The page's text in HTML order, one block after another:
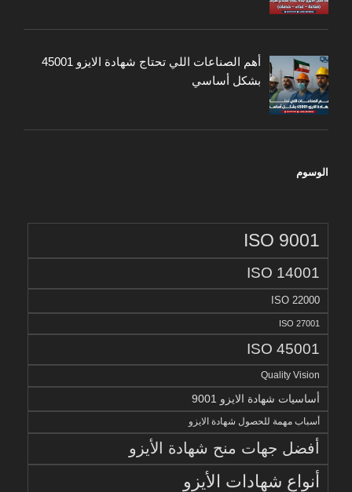
أهم الصناعات اللي تحتاج شهادة الايزو 45001
بشكل أساسي
الوسوم
ISO 9001
ISO 14001
ISO 22000
ISO 27001
ISO 45001
Quality Vision
أساسيات شهادة الايزو 9001
أسباب مهمة للحصول شهادة الايزو
أفضل جهات منح شهادة الأيزو
أنواع شهادات الأيزو